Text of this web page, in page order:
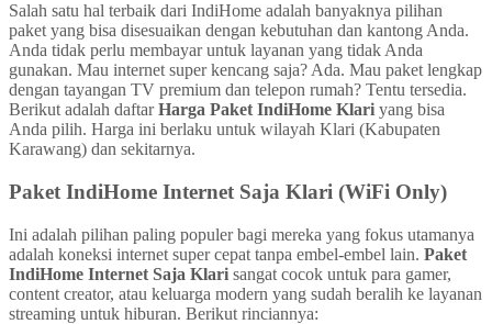
Salah satu hal terbaik dari IndiHome adalah banyaknya pilihan
paket yang bisa disesuaikan dengan kebutuhan dan kantong Anda.
Anda tidak perlu membayar untuk layanan yang tidak Anda
gunakan. Mau internet super kencang saja? Ada. Mau paket lengkap
dengan tayangan TV premium dan telepon rumah? Tentu tersedia.
Berikut adalah daftarHarga Paket IndiHome Klari yang bisa
Anda pilih. Harga ini berlaku untuk wilayah Klari (Kabupaten
Karawang) dan sekitarnya.
Paket IndiHome Internet Saja Klari (WiFi Only)
Ini adalah pilihan paling populer bagi mereka yang fokus utamanya
adalah koneksi internet super cepat tanpa embel-embel lain. Paket
IndiHome Internet Saja Klari sangat cocok untuk para gamer,
content creator, atau keluarga modern yang sudah beralih ke layanan
streaming untuk hiburan. Berikut rinciannya: